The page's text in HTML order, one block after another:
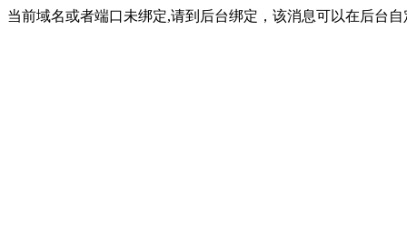
当前域名或者端口未绑定,请到后台绑定，该消息可以在后台自